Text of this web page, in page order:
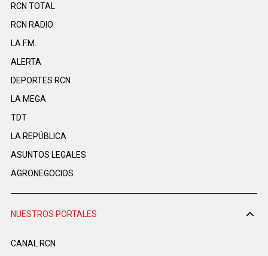
RCN TOTAL
RCN RADIO
LA F.M.
ALERTA
DEPORTES RCN
LA MEGA
TDT
LA REPÚBLICA
ASUNTOS LEGALES
AGRONEGOCIOS
NUESTROS PORTALES
CANAL RCN